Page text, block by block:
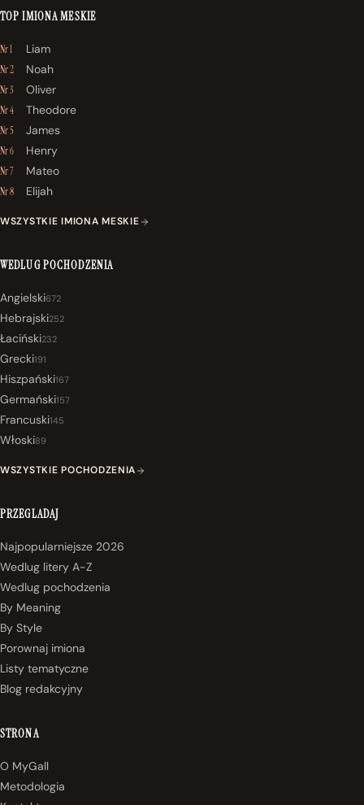
TOP IMIONA MESKIE
Nr 1 Liam
Nr 2 Noah
Nr 3 Oliver
Nr 4 Theodore
Nr 5 James
Nr 6 Henry
Nr 7 Mateo
Nr 8 Elijah
WSZYSTKIE IMIONA MESKIE
WEDLUG POCHODZENIA
Angielski672
Hebrajski252
Łaciński232
Grecki191
Hiszpański167
Germański157
Francuski145
Włoski89
WSZYSTKIE POCHODZENIA
PRZEGLADAJ
Najpopularniejsze 2026
Wedlug litery A-Z
Wedlug pochodzenia
By Meaning
By Style
Porownaj imiona
Listy tematyczne
Blog redakcyjny
STRONA
O MyGall
Metodologia